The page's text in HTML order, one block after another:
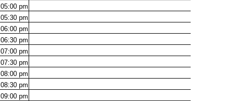
05:00 pm
05:30 pm
06:00 pm
06:30 pm
07:00 pm
07:30 pm
08:00 pm
08:30 pm
09:00 pm